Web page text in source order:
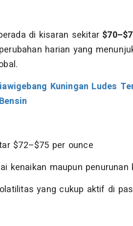
di kisaran sekitar
harian yang
Kuningan Ludes
$72–$75 per ounce
kenaikan maupun penurunan
yang cukup aktif di